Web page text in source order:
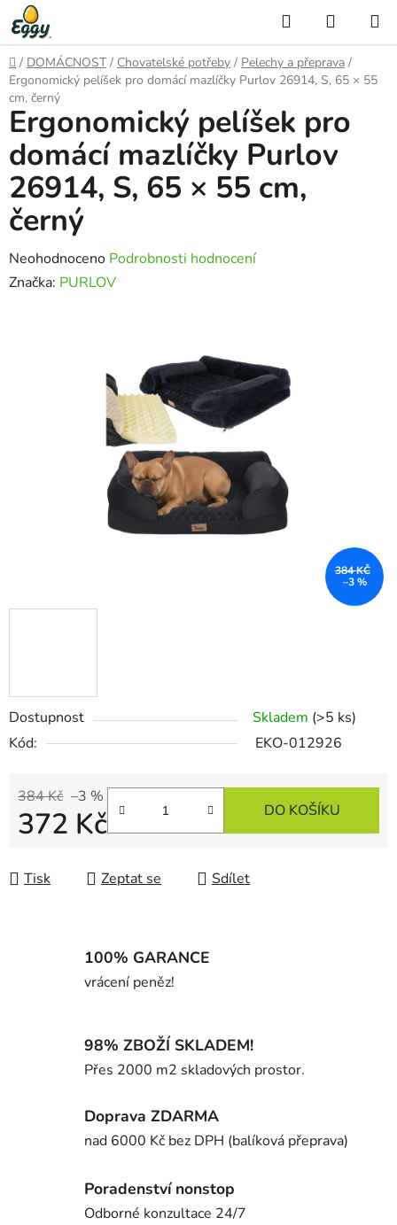
Přejít
na
obsah
Hledat
KOŠÍK
Domů
/ DOMÁCNOST / Chovatelské potřeby / Pelechy a přeprava /
Ergonomický pelíšek pro domácí mazlíčky Purlov 26914, S, 65 × 55
cm, černý
Dostupnost Skladem (>5 ks)
Kód:
EKO-012926
384 Kč –3 %
372 Kč DO KOŠÍKU
Tisk Zeptat se Sdílet
Ergonomický pelíšek pro
domácí mazlíčky Purlov
26914, S, 65 × 55 cm,
černý
Průměrné
hodnocení
Neohodnoceno Podrobnosti hodnocení
Značka: PURLOV
384 KČ
–3 %
100% GARANCE
vrácení peněz!
98% ZBOŽÍ SKLADEM!
Přes 2000 m2 skladových prostor.
Doprava ZDARMA
nad 6000 Kč bez DPH (balíková přeprava)
Poradenství nonstop
Odborné konzultace 24/7